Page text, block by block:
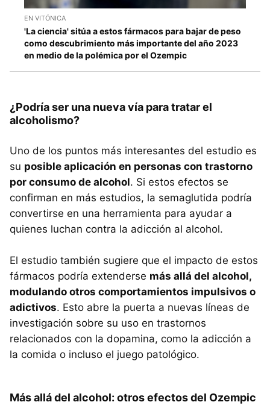
EN VITÓNICA
'La ciencia' sitúa a estos fármacos para bajar de peso
como descubrimiento más importante del año 2023
en medio de la polémica por el Ozempic
¿Podría ser una nueva vía para tratar el
alcoholismo?
Uno de los puntos más interesantes del estudio es
su posible aplicación en personas con trastorno
por consumo de alcohol. Si estos efectos se
confirman en más estudios, la semaglutida podría
convertirse en una herramienta para ayudar a
quienes luchan contra la adicción al alcohol.
El estudio también sugiere que el impacto de estos
fármacos podría extenderse más allá del alcohol,
modulando otros comportamientos impulsivos o
adictivos. Esto abre la puerta a nuevas líneas de
investigación sobre su uso en trastornos
relacionados con la dopamina, como la adicción a
la comida o incluso el juego patológico.
Más allá del alcohol: otros efectos del Ozempic